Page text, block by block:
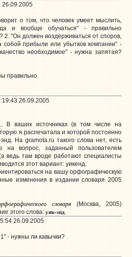
о том, что человек умеет мыслить,
и вообще обучаться" - правильно
2. "Он должен воздерживаться от споров,
собой прибыли или убытков компании" -
необходимое" - нужна запятая?
правильно.
26.09.2005
В ваших источниках (в том числе на
я распечатала и которой постоянно
На gramota.ru такого слова нет, есть
на вопрос, заданный пользователем
ведь там вроде работают специалисты
этот вариант: уикенд.
на вашу орфографическую
изменения в издании словаря 2005
словаря (Москва, 2005)
этого слова: уик-энд.
26.09.2005
- нужны ли кавычки?